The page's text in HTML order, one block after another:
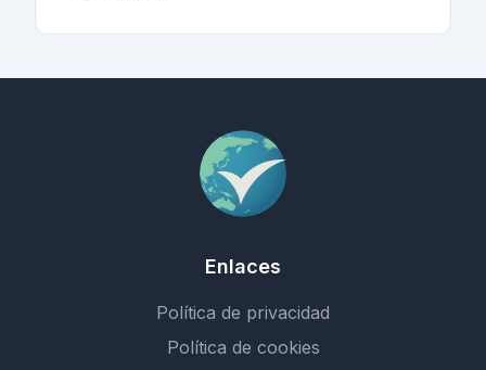
Enlaces
Política de privacidad
Política de cookies